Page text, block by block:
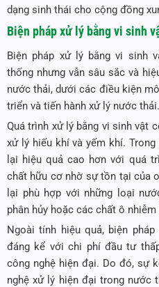
dạng sinh thái cho cộng đồng
Biện pháp xử lý bằng vi sinh
Biện pháp xử lý bằng vi sinh
thống nhưng vẫn sâu sắc và
nước thải, dưới các điều kiện
triển và tiến hành xử lý nước thải.
Quá trình xử lý bằng vi sinh vật
xử lý hiếu khí và yếm khí.
lại hiệu quả cao hơn với quá
chất hữu cơ nhờ sự tồn tại của
lại phù hợp với những loại
phân hủy hoặc các chất ô nhiễm
Ngoài tính hiệu quả, biện
đáng kể với chi phí đầu tư
công nghệ hiện đại. Do đó, sự
nghệ xử lý hiện đại trong nước